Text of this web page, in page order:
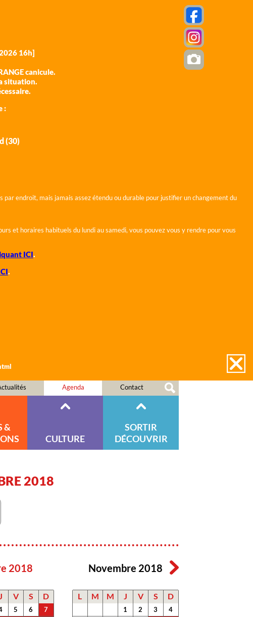
16h]
canicule.
situation.
:
(30)
endroit, mais jamais assez étendu ou durable pour justifier un changement du
et horaires habituels du lundi au samedi, vous pouvez vous y rendre pour vous
ICI.
.
Agenda Contact
&
CULTURE
SORTIR
DÉCOUVRIR
2018
2018
V S D
5 6
7
Novembre 2018
L M M J V S D
1 2 3
4